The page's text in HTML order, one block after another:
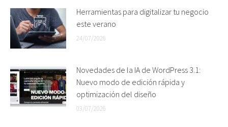
Herramientas para digitalizar tu negocio
este verano
24/07/2026
Novedades de la IA de WordPress 3.1:
Nuevo modo de edición rápida y
optimización del diseño
03/07/2026